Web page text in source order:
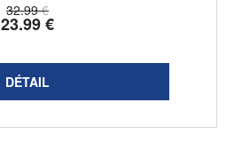
32.99 €
23.99€